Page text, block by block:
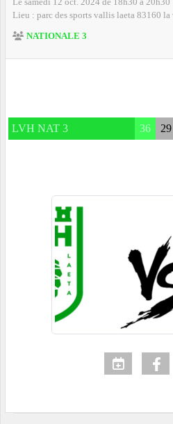
Le samedi 12 oct. 2024 de 18h30 à 20h30
Lieu : parc des sports vallis laeta 83160 la
NATIONALE 3
LVH NAT 3 36 29